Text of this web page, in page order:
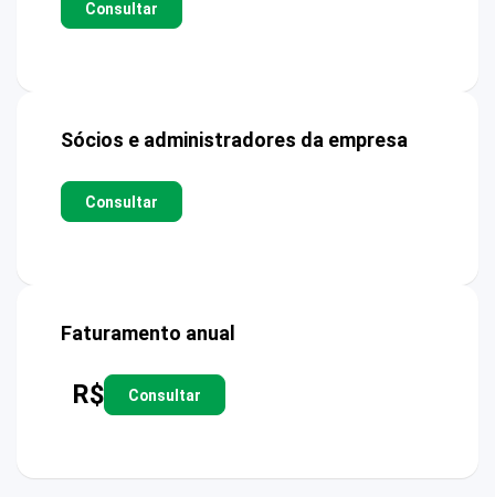
Consultar
Sócios e administradores da empresa
Consultar
Faturamento anual
R$ Consultar